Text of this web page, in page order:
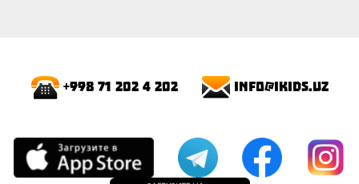
+998 71 202 4 202 info@ikids.uz